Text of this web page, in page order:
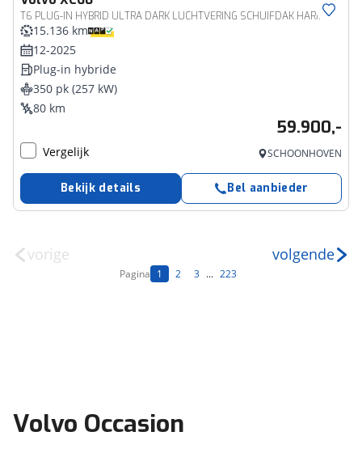
T6 PLUG-IN HYBRID ULTRA DARK LUCHTVERING SCHUIFDAK HARMAN KARDON
15.136 km
12-2025
Plug-in hybride
350 pk (257 kW)
80 km
59.900,-
Vergelijk SCHOONHOVEN
Bekijk details Bel aanbieder
vorige
Pagina 1 2 3 ... 223
volgende
Volvo Occasion